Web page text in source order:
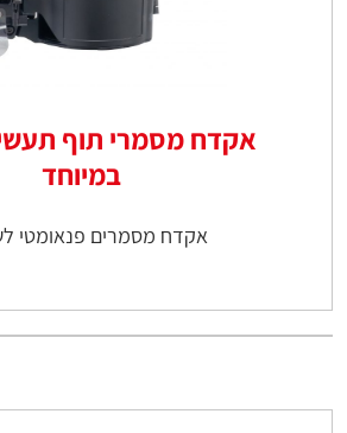
אקדח מסמרי תוף
במיוחד
אקדח מסמרים פנאומטי